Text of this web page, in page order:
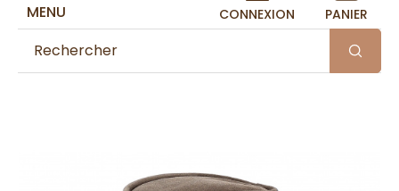
CONNEXION PANIER
MENU